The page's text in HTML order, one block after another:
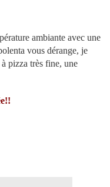
ambiante avec une
vous dérange, je
pizza très fine, une